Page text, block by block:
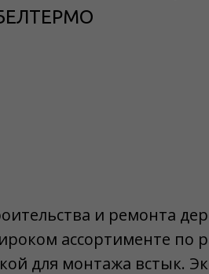
БЕЛТЕРМО
и ремонта
ассортименте по
для монтажа встык.